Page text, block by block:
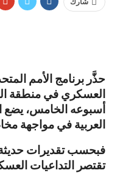
حذَّر برنامج الأمم
العسكري في منطقة
أسبوعه الخامس، يضع
العربية في مواجهة
فبحسب تقديرات
تقتصر التداعيات